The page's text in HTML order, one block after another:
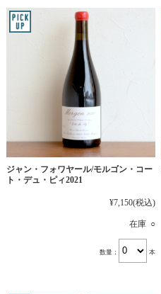
ジャン・フォワヤール/モルゴン・コー
ト・デュ・ピィ2021
¥7,150(税込)
在庫 ○
数量： 本